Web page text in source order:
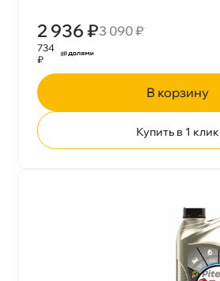
2 936 ₽3 090 ₽
734
₽
корзину
Купить в 1 клик